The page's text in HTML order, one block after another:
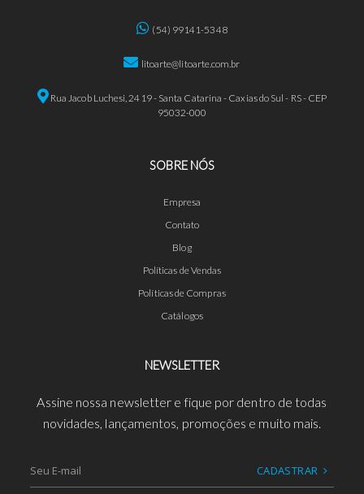
(54) 99141-5348
litoarte@litoarte.com.br
Rua Jacob Luchesi, 2419 - Santa Catarina - Caxias do Sul - RS - CEP
95032-000
SOBRE NÓS
Empresa
Contato
Blog
Políticas de Vendas
Políticas de Compras
Catálogos
NEWSLETTER
Assine nossa newsletter e fique por dentro de todas
novidades, lançamentos, promoções e muito mais.
CADASTRAR